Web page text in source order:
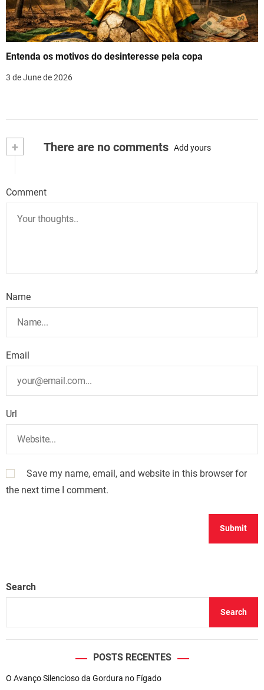
Entenda os motivos do desinteresse pela copa
3 de June de 2026
+ There are no comments Add yours
Comment
Name
Email
Url
Save my name, email, and website in this browser for
the next time I comment.
Search
Search
POSTS RECENTES
O Avanço Silencioso da Gordura no Fígado